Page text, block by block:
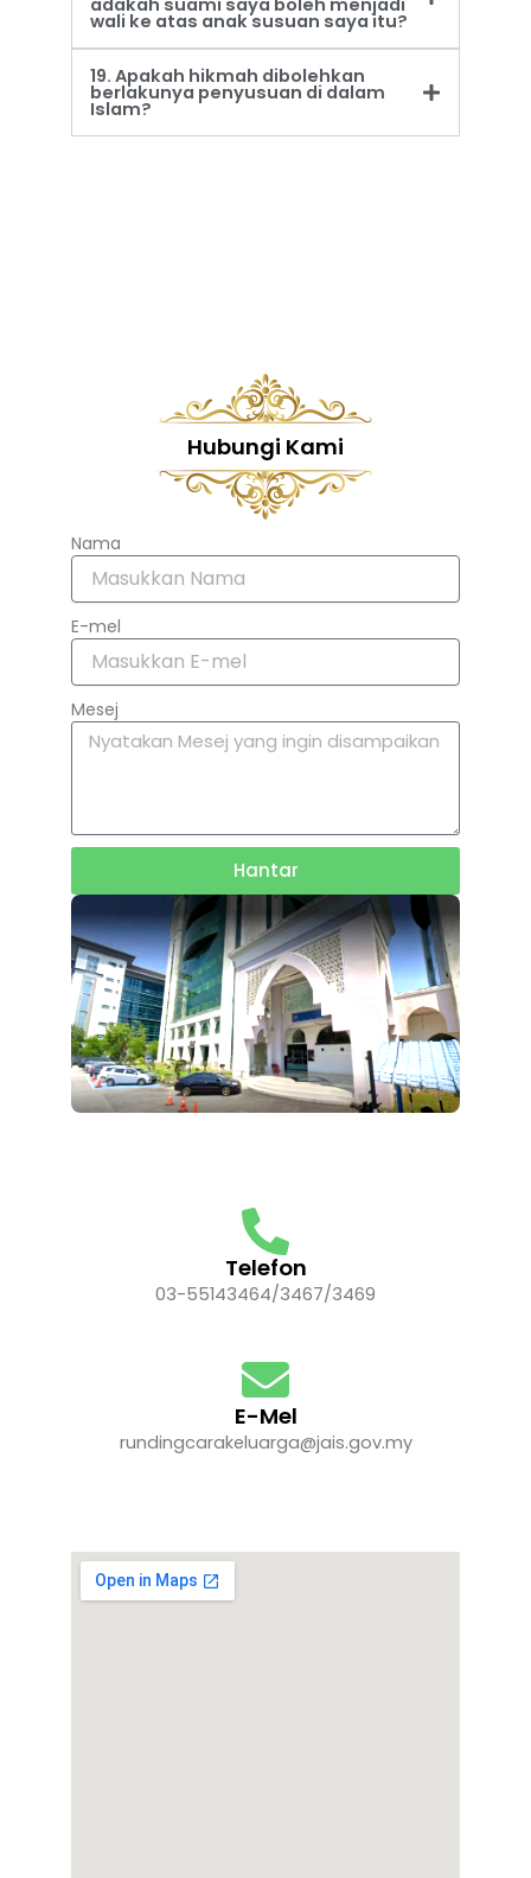
wali ke atas anak susuan saya itu?
19. Apakah hikmah dibolehkan
berlakunya penyusuan di dalam
Islam?
Hubungi Kami
Nama
E-mel
Mesej
Hantar
Telefon
03-55143464/3467/3469
E-Mel
rundingcarakeluarga@jais.gov.my